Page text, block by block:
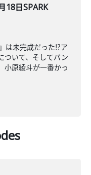
日SPARK
は未完成だった⁉ア
ついて、そしてバン
小原綾斗が一番かっ